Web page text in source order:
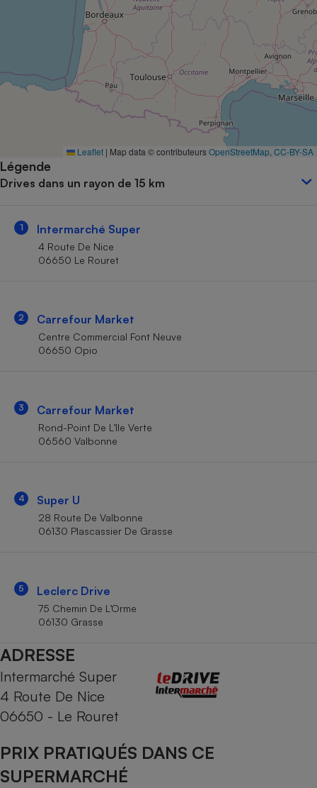
Leaflet | Map data © contributeursOpenStreetMap CC-BY-SA
Légende
Drives dans un rayon de 15 km
1 Intermarché Super
4 Route De Nice
06650 Le Rouret
2 Carrefour Market
Centre Commercial Font Neuve
06650 Opio
3 Carrefour Market
Rond-Point De L’Ile Verte
06560 Valbonne
4 Super U
28 Route De Valbonne
06130 Plascassier De Grasse
5 Leclerc Drive
75 Chemin De L’Orme
06130 Grasse
ADRESSE
Intermarché Super
4 Route De Nice
06650 - Le Rouret
PRIX PRATIQUÉS DANS CE
SUPERMARCHÉ
Complément
alimentaire
bouteille
Assurance emprunteur
Petit électroménager -
Matelas
Mutuelle